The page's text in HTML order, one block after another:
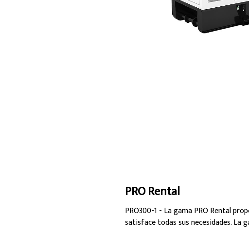
PRO Rental
PRO300-1 - La gama PRO Rental
satisface todas sus necesidades. La